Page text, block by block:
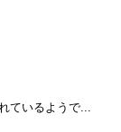
ているようで...